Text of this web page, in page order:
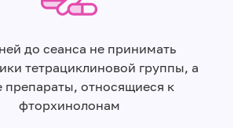
до сеанса не принимать
тетрациклиновой группы, а
препараты, относящиеся к
фторхинолонам